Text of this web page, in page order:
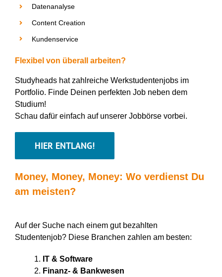
Datenanalyse
Content Creation
Kundenservice
Flexibel von überall arbeiten?
Studyheadshat zahlreiche Werkstudentenjobs im
Portfolio. Finde Deinen perfekten Job neben dem
Studium!
Schau dafür einfach auf unserer Jobbörse vorbei.
HIER ENTLANG!
Money, Money, Money: Wo verdienst Du
am meisten?
Auf der Suche nach einem gut bezahlten
Studentenjob? Diese Branchen zahlen am besten:
IT & Software
Finanz- & Bankwesen